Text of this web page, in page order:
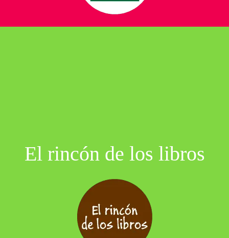
El rincón de los libros